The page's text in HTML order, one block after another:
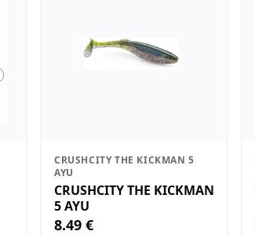
CRUSHCITY THE KICKMAN 5
AYU
CRUSHCITY THE KICKMAN
5 AYU
8.49 €